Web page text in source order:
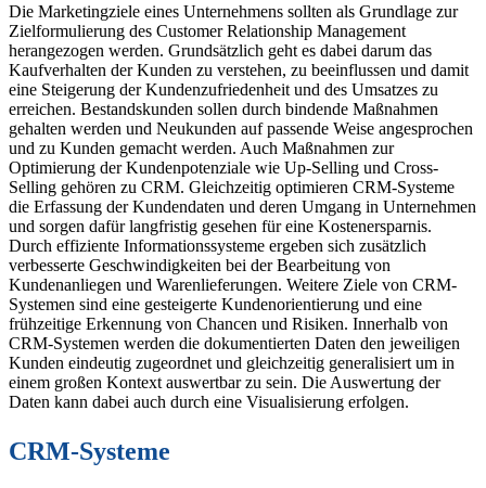
Die Marketingziele eines Unternehmens sollten als Grundlage zur
Zielformulierung des Customer Relationship Management
herangezogen werden. Grundsätzlich geht es dabei darum das
Kaufverhalten der Kunden zu verstehen, zu beeinflussen und damit
eine Steigerung der Kundenzufriedenheit und des Umsatzes zu
erreichen. Bestandskunden sollen durch bindende Maßnahmen
gehalten werden und Neukunden auf passende Weise angesprochen
und zu Kunden gemacht werden. Auch Maßnahmen zur
Optimierung der Kundenpotenziale wie Up-Selling und Cross-
Selling gehören zu CRM. Gleichzeitig optimieren CRM-Systeme
die Erfassung der Kundendaten und deren Umgang in Unternehmen
und sorgen dafür langfristig gesehen für eine Kostenersparnis.
Durch effiziente Informationssysteme ergeben sich zusätzlich
verbesserte Geschwindigkeiten bei der Bearbeitung von
Kundenanliegen und Warenlieferungen. Weitere Ziele von CRM-
Systemen sind eine gesteigerte Kundenorientierung und eine
frühzeitige Erkennung von Chancen und Risiken. Innerhalb von
CRM-Systemen werden die dokumentierten Daten den jeweiligen
Kunden eindeutig zugeordnet und gleichzeitig generalisiert um in
einem großen Kontext auswertbar zu sein. Die Auswertung der
Daten kann dabei auch durch eine Visualisierung erfolgen.
CRM-Systeme